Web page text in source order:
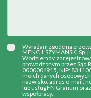
Wyrażam zgodę na
MENC J. SZYMAŃSKI
Wodzierady,
prowadzonym przez Sąd
0000004915, NIP:
moich danych
nazwisko, adres e-mail,
lub usług FN Granum
współpracy.